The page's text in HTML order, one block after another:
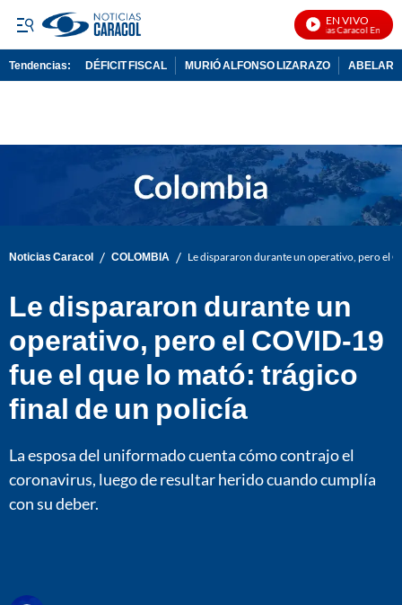
EN VIVO
Noticias Caracol En Vivo
Tendencias: DÉFICIT FISCAL MURIÓ ALFONSO LIZARAZO
Noticias Caracol / COLOMBIA / Le dispararon durante un operativo, pero el
Le dispararon durante un
operativo, pero el COVID-19
fue el que lo mató: trágico
final de un policía
La esposa del uniformado cuenta cómo contrajo el
coronavirus, luego de resultar herido cuando cumplía
con su deber.